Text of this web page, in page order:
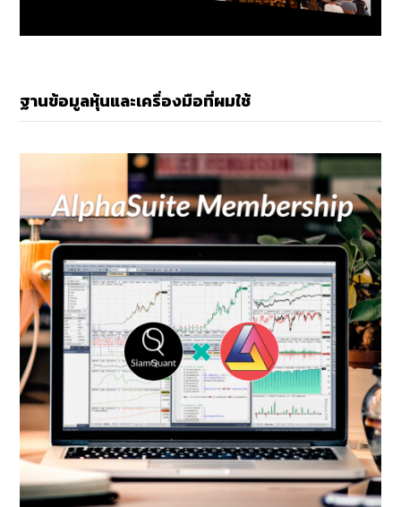
ฐานข้อมูลหุ้นและเครื่องมือที่ผมใช้